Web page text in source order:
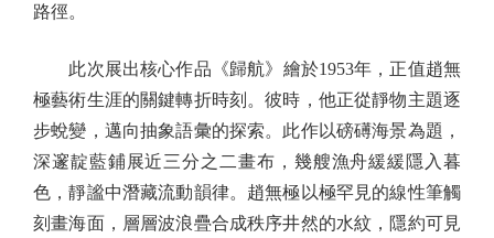
路徑。
此次展出核心作品《歸航》繪於1953年，正值趙無
極藝術生涯的關鍵轉折時刻。彼時，他正從靜物主題逐
步蛻變，邁向抽象語彙的探索。此作以磅礡海景為題，
深邃靛藍鋪展近三分之二畫布，幾艘漁舟緩緩隱入暮
色，靜謐中潛藏流動韻律。趙無極以極罕見的線性筆觸
刻畫海面，層層波浪疊合成秩序井然的水紋，隱約可見